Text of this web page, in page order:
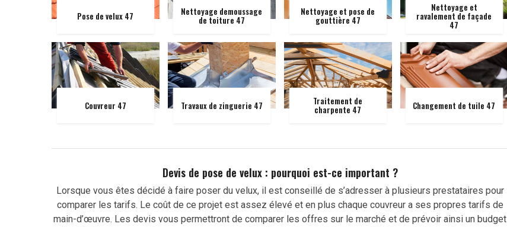
Pose de velux 47 Nettoyage demoussage
de toiture 47
Nettoyage et pose de
gouttière 47
Nettoyage et
ravalement de façade
47
Couvreur 47 Travaux de zinguerie 47 Traitement de
charpente 47 Changement de tuile 47
Devis de pose de velux : pourquoi est-ce important ?
Lorsque vous êtes décidé à faire poser du velux, il est conseillé de s’adresser à plusieurs prestataires pour
comparer les tarifs. Le coût de ce projet est assez élevé et en plus chaque couvreur a ses propres tarifs de
main-d’œuvre. Les devis vous permettront de comparer les offres sur le marché et de prévoir ainsi un budget